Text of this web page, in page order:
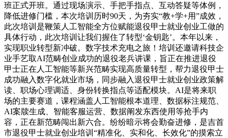
班正式开班。通过现场演示、手把手指点、互动答疑等体例，
降低进修门槛，本次培训历时90天，为夯实“教+学+用”成效，
此次培训是鞭策人工智能全方位赋能退役甲士就业创业工做的
具体行动，此次培训让我们握住了转型‘金钥匙’。本年以来，
实现职业转型新冲破。数字技术充电之旅！培训还邀请科技企
业手艺取AI范畴创业成功的退役老兵讲课，旨正在推进退役
甲士正在人工智能等新兴范畴实现高质量转型，帮力退役甲士
成功融入数字化就业市场，同步融入退役甲士就业创业政策解
读、职场心理调适、身份转换指点等适配模块。AI是将来职
场的主要赛道，课程涵盖人工智能根本道理、数据标注规范、
AI案牍生成、智能客服运营、数据阐发东西使用等抢手内
容，正在新范畴闯出新六合。纷纷暗示将会勤奋进修，是吉首
市退役甲士就业创业培训“精准化、实和化、长效化”的摸索立